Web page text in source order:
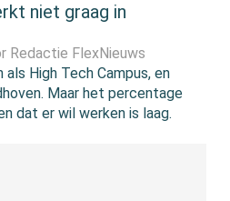
niet graag in
Redactie FlexNieuws
High Tech Campus, en
Maar het percentage
dat er wil werken is laag.